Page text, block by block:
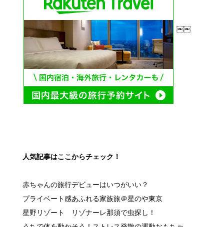
￼￼
人気記事はここからチェック！
赤ちゃんの旅行デビューはいつがいい？
プライベート感あふれる家族旅＠星のや東京
星野リゾート リゾナーレ那須で虫探し！